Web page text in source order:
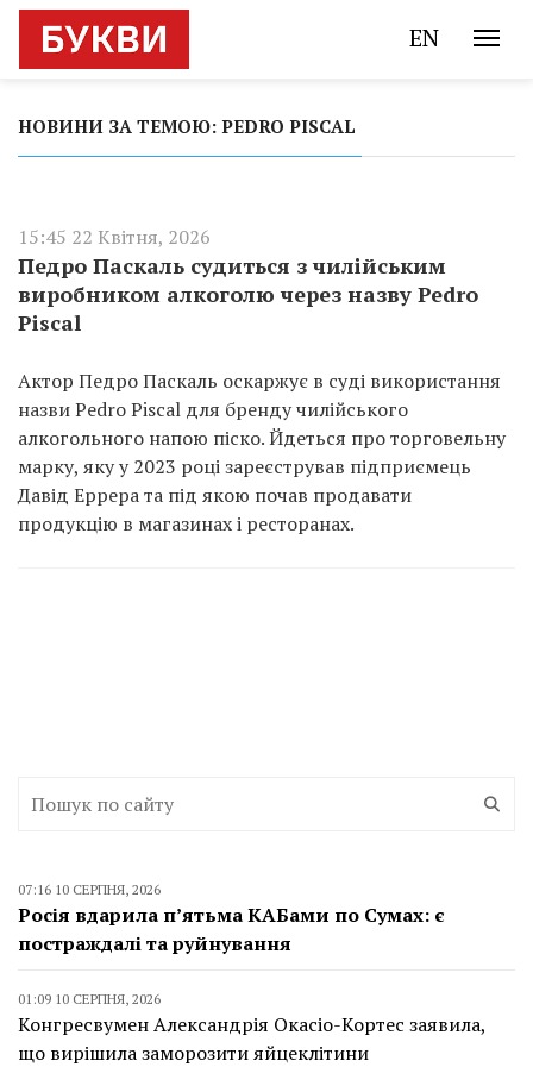
EN
НОВИНИ ЗА ТЕМОЮ: PEDRO PISCAL
15:45 22 Квітня, 2026
Педро Паскаль судиться з чилійським
виробником алкоголю через назву Pedro
Piscal
Актор Педро Паскаль оскаржує в суді використання
назви Pedro Piscal для бренду чилійського
алкогольного напою піско. Йдеться про торговельну
марку, яку у 2023 році зареєстрував підприємець
Давід Еррера та під якою почав продавати
продукцію в магазинах і ресторанах.
07:16 10 СЕРПНЯ, 2026
Росія вдарила п’ятьма КАБами по Сумах: є
постраждалі та руйнування
01:09 10 СЕРПНЯ, 2026
Конгресвумен Александрія Окасіо-Кортес заявила,
що вирішила заморозити яйцеклітини